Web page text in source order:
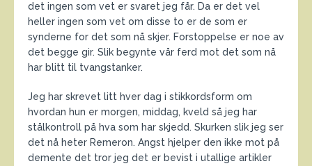
det ingen som vet er svaret jeg får. Da er det vel
heller ingen som vet om disse to er de som er
synderne for det som nå skjer. Forstoppelse er noe av
det begge gir. Slik begynte vår ferd mot det som nå
har blitt til tvangstanker.
Jeg har skrevet litt hver dag i stikkordsform om
hvordan hun er morgen, middag, kveld så jeg har
stålkontroll på hva som har skjedd. Skurken slik jeg ser
det nå heter Remeron. Angst hjelper den ikke mot på
demente det tror jeg det er bevist i utallige artikler